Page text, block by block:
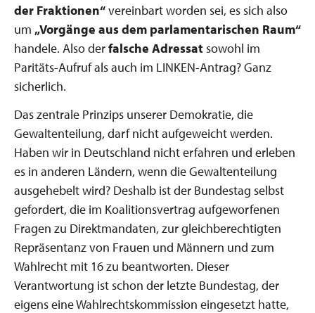
der Fraktionen“vereinbart worden sei, es sich also
um „Vorgänge aus dem parlamentarischen Raum“
handele. Also derfalsche Adressat sowohl im
Paritäts-Aufruf als auch im LINKEN-Antrag? Ganz
sicherlich.
Das zentrale Prinzips unserer Demokratie, die
Gewaltenteilung, darf nicht aufgeweicht werden.
Haben wir in Deutschland nicht erfahren und erleben
es in anderen Ländern, wenn die Gewaltenteilung
ausgehebelt wird? Deshalb ist der Bundestag selbst
gefordert, die im Koalitionsvertrag aufgeworfenen
Fragen zu Direktmandaten, zur gleichberechtigten
Repräsentanz von Frauen und Männern und zum
Wahlrecht mit 16 zu beantworten. Dieser
Verantwortung ist schon der letzte Bundestag, der
eigens eine Wahlrechtskommission eingesetzt hatte,